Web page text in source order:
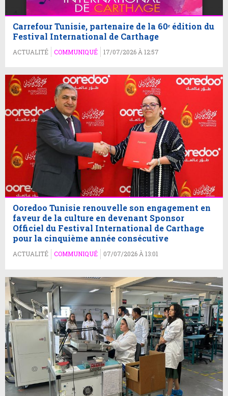
Carrefour Tunisie, partenaire de la 60ᵉ édition du
Festival International de Carthage
ACTUALITÉ COMMUNIQUÉ 17/07/2026 À 12:57
Ooredoo Tunisie renouvelle son engagement en
faveur de la culture en devenant Sponsor
Officiel du Festival International de Carthage
pour la cinquième année consécutive
ACTUALITÉ COMMUNIQUÉ 07/07/2026 À 13:01